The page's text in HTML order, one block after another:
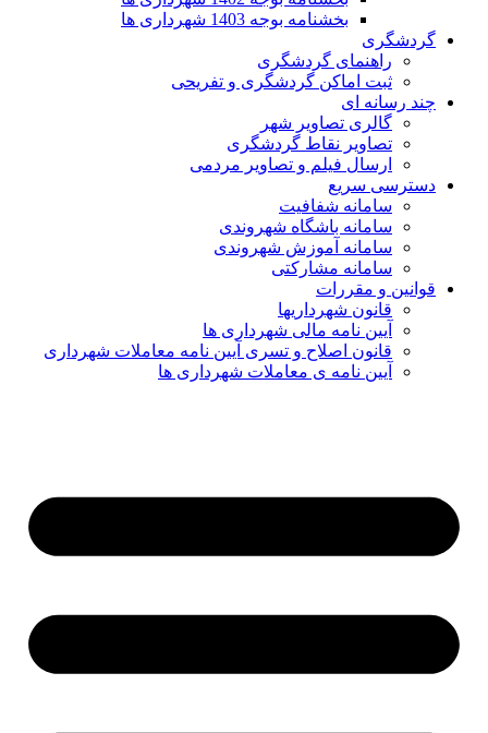
بخشنامه بوجه 1403 شهرداری ها
گردشگری
راهنمای گردشگری
ثبت اماکن گردشگری و تفریحی
چند رسانه ای
گالری تصاویر شهر
تصاویر نقاط گردشگری
ارسال فیلم و تصاویر مردمی
دسترسی سریع
سامانه شفافیت
سامانه باشگاه شهروندی
سامانه آموزش شهروندی
سامانه مشارکتی
قوانین و مقررات
قانون شهرداریها
آیین نامه مالی شهرداری ها
قانون اصلاح و تسری آیین نامه معاملات شهرداری
آیین نامه ی معاملات شهرداری ها